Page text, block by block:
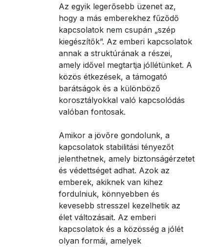
Az egyik legerősebb üzenet az,
hogy a más emberekhez fűződő
kapcsolatok nem csupán „szép
kiegészítők”. Az emberi kapcsolatok
annak a struktúrának a részei,
amely idővel megtartja jóllétünket. A
közös étkezések, a támogató
barátságok és a különböző
korosztályokkal való kapcsolódás
valóban fontosak.
Amikor a jövőre gondolunk, a
kapcsolatok stabilitási tényezőt
jelenthetnek, amely biztonságérzetet
és védettséget adhat. Azok az
emberek, akiknek van kihez
fordulniuk, könnyebben és
kevesebb stresszel kezelhetik az
élet változásait. Az emberi
kapcsolatok és a közösség a jólét
olyan formái, amelyek